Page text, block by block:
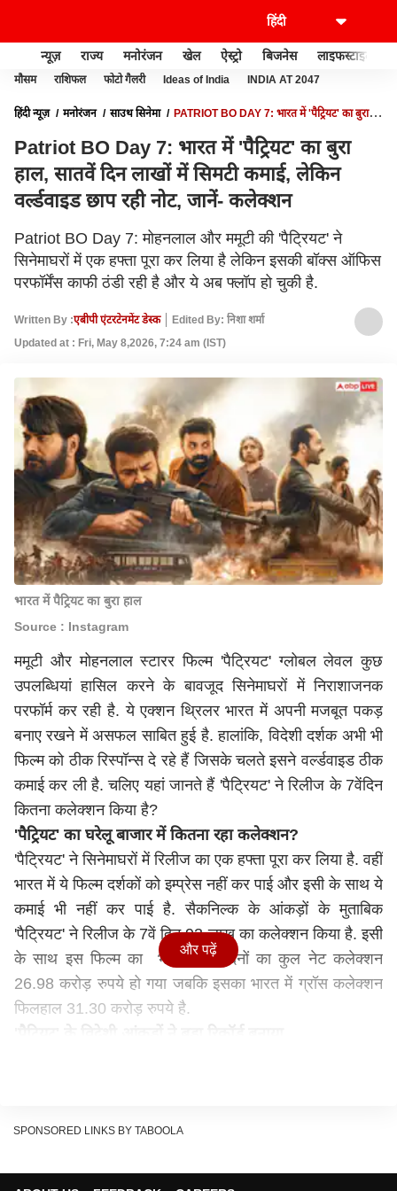
न्यूज़ राज्य मनोरंजन खेल ऐस्ट्रो बिजनेस लाइफस्टाइल
मौसम राशिफल फोटो गैलरी Ideas of India INDIA AT 2047
हिंदी न्यूज़ मनोरंजन साउथ सिनेमा
PATRIOT BO DAY 7: भारत में 'पैट्रियट' का बुरा
Patriot BO Day 7: भारत में 'पैट्रियट' का बुरा
हाल, सातवें दिन लाखों में सिमटी कमाई, लेकिन
वर्ल्डवाइड छाप रही नोट, जानें- कलेक्शन
Patriot BO Day 7: मोहनलाल और ममूटी की 'पैट्रियट' ने
सिनेमाघरों में एक हफ्ता पूरा कर लिया है लेकिन इसकी बॉक्स ऑफिस
परफॉर्मेंस काफी ठंडी रही है और ये अब फ्लॉप हो चुकी है.
Written By :एबीपी एंटरटेनमेंट डेस्क
Edited By: निशा शर्मा
Updated at : Fri, May 8,2026, 7:24 am (IST)
भारत में पैट्रियट का बुरा हाल
Source : Instagram
ममूटी और मोहनलाल स्टारर फिल्म 'पैट्रियट' ग्लोबल लेवल कुछ
उपलब्धियां हासिल करने के बावजूद सिनेमाघरों में निराशाजनक
परफॉर्म कर रही है. ये एक्शन थ्रिलर भारत में अपनी मजबूत पकड़
बनाए रखने में असफल साबित हुई है. हालांकि, विदेशी दर्शक अभी भी
फिल्म को ठीक रिस्पॉन्स दे रहे हैं जिसके चलते इसने वर्ल्डवाइड ठीक
कमाई कर ली है. चलिए यहां जानते हैं 'पैट्रियट' ने रिलीज के 7वेंदिन
कितना कलेक्शन किया है?
'पैट्रियट' का घरेलू बाजार में कितना रहा कलेक्शन?
'पैट्रियट' ने सिनेमाघरों में रिलीज का एक हफ्ता पूरा कर लिया है. वहीं
भारत में ये फिल्म दर्शकों को इम्प्रेस नहीं कर पाई और इसी के साथ ये
कमाई भी नहीं कर पाई है. सैकनिल्क के आंकड़ों के मुताबिक
'पैट्रियट' ने रिलीज के 7वें दिन 93 लाख का कलेक्शन किया है. इसी
के साथ इस फिल्म का भारत में 7 दिनों का कुल नेट कलेक्शन
26.98 करोड़ रुपये हो गया जबकि इसका भारत में ग्रॉस कलेक्शन
फिलहाल 31.30 करोड़ रुपये है.
करोड़ रुपये तक पहुंच गया है. घरेलू कमाई में तेजी से गिरावट के
और पढ़ें
SPONSORED LINKS BY TABOOLA